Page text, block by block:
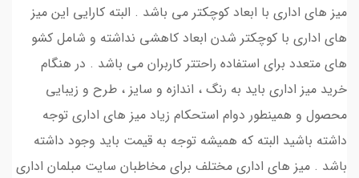
میز های اداری با ابعاد کوچکتر می باشد . البته کارایی این میز
های اداری با کوچکتر شدن ابعاد کاهشی نداشته و شامل کشو
های متعدد برای استفاده راحتتر کاربران می باشد . در هنگام
خرید میز اداری باید به رنگ ، اندازه و سایز ، طرح و زیبایی
محصول و همینطور دوام استحکام زیاد میز های اداری توجه
داشته باشید البته که همیشه توجه به قیمت باید وجود داشته
باشد . میز های اداری مختلف برای مخاطبان سایت مبلمان اداری